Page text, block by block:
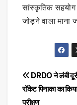
सांस्कृतिक सहयोग
जोड़ने वाला माना
Post
DRDO ने लंबी
रॉकेट पिनाका का
परीक्षण